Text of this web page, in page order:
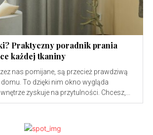
Praktyczny poradnik prania
każdej tkaniny
nas pomijane, są przecież prawdziwą
To dzięki nim okno wygląda
zyskuje na przytulności. Chcesz,...